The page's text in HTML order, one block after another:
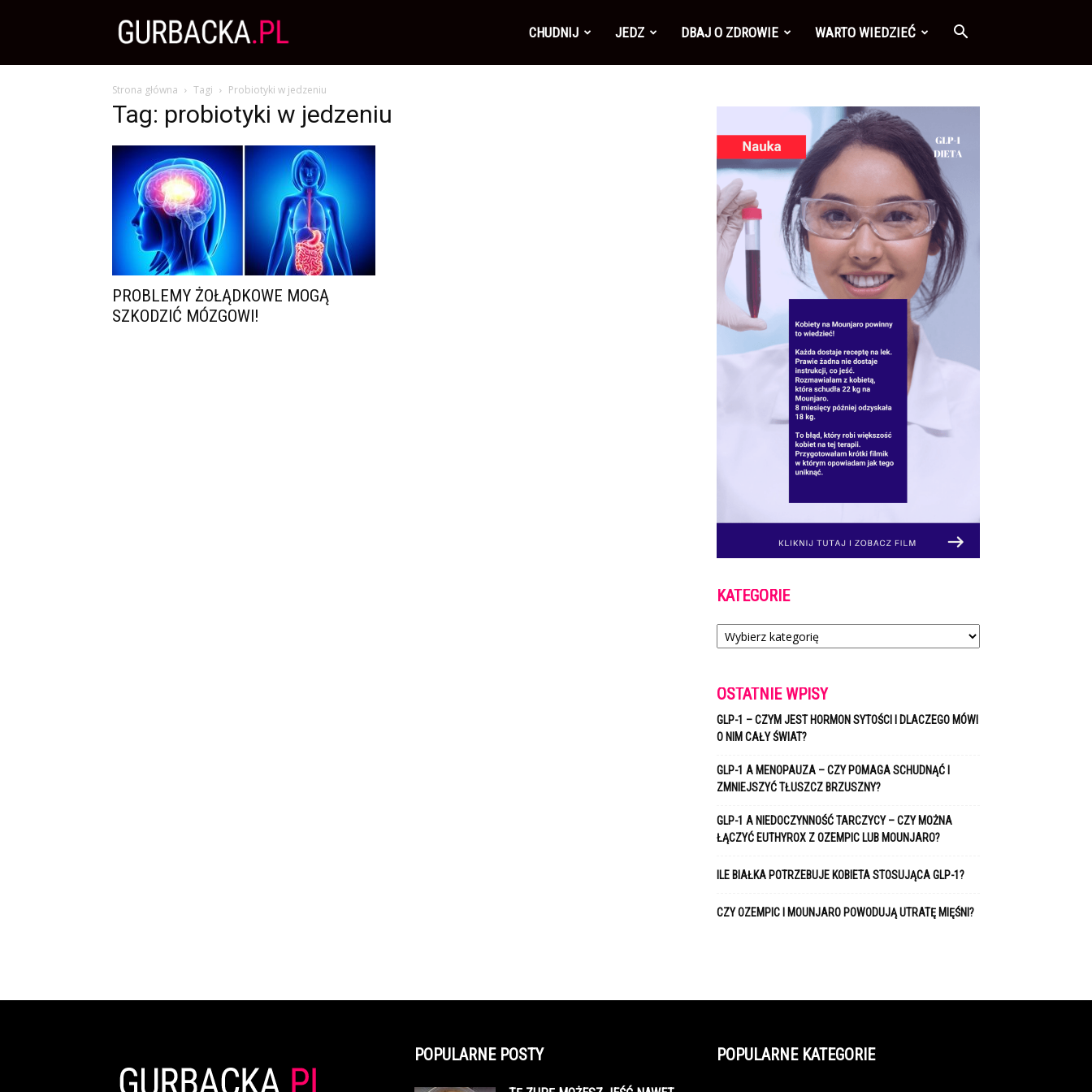
Dieta,
Odchudzanie
i
przepisy
CHUDNIJ JEDZ DBAJ O ZDROWIE WARTO WIEDZIEĆ
Strona główna Tagi Probiotyki w jedzeniu
Tag: probiotyki w jedzeniu
PROBLEMY ŻOŁĄDKOWE MOGĄ
SZKODZIĆ MÓZGOWI!
KATEGORIE
Kategorie
OSTATNIE WPISY
GLP-1 – CZYM JEST HORMON SYTOŚCI I DLACZEGO MÓWI
O NIM CAŁY ŚWIAT?
GLP-1 A MENOPAUZA – CZY POMAGA SCHUDNĄĆ I
ZMNIEJSZYĆ TŁUSZCZ BRZUSZNY?
GLP-1 A NIEDOCZYNNOŚĆ TARCZYCY – CZY MOŻNA
ŁĄCZYĆ EUTHYROX Z OZEMPIC LUB MOUNJARO?
ILE BIAŁKA POTRZEBUJE KOBIETA STOSUJĄCA GLP-1?
CZY OZEMPIC I MOUNJARO POWODUJĄ UTRATĘ MIĘŚNI?
POPULARNE POSTY POPULARNE KATEGORIE